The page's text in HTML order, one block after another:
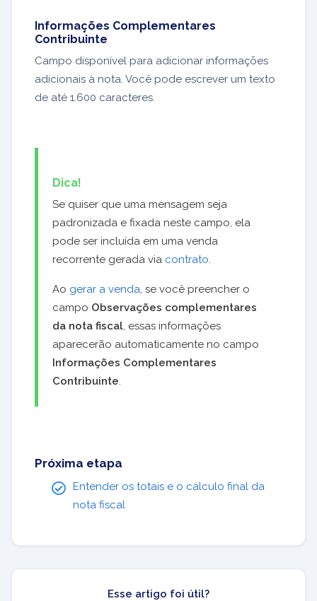
Informações Complementares
Contribuinte
Campo disponível para adicionar informações
adicionais à nota. Você pode escrever um texto
de até 1.600 caracteres.
Dica!
Se quiser que uma mensagem seja
padronizada e fixada neste campo, ela
pode ser incluída em uma venda
recorrente gerada via contrato.
Ao gerar a venda, se você preencher o
campo Observações complementares
da nota fiscal, essas informações
aparecerão automaticamente no campo
Informações Complementares
Contribuinte.
Próxima etapa
Entender os totais e o cálculo final da
nota fiscal
Esse artigo foi útil?